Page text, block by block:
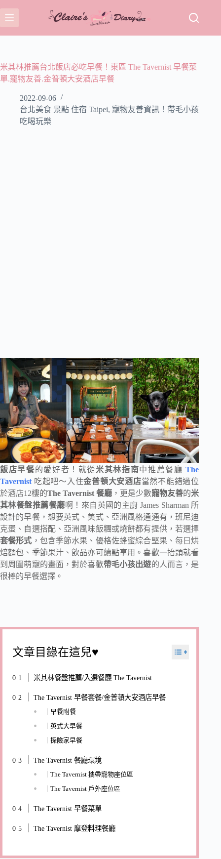
至
主
容
米其林推薦台北飯店必吃早餐！東區 The Tavernist 早餐菜
單.寵物友善.金普頓大安酒店早餐
2022-09-06
台北美食 景點 住宿 Taipei, 寵物友善資訊！帶毛小孩
吃喝玩樂
飯店早餐的愛好者！就從米其林指南中推薦餐廳 The
Tavernist 吃起吧～入住金普頓大安酒店當然不能錯過位
於酒店12樓的The Tavernist 餐廳 ，更是少數寵物友善的米
其林餐盤推薦餐廳啊！來自英國的主廚 James Sharman 所
設計的早餐，想要英式、美式、亞洲風格通通有，班尼迪
克蛋、自選搭配、亞洲風味飯糰或燒餅都有提供，若選擇
套餐形式 ，包含季節水果、優格佐蜂蜜綜合堅果、每日烘
焙麵包、季節果汁、飲品亦可續點享用。喜歡一抬頭就看
到周圍萌寵的畫面，對於喜歡帶毛小孩出遊的人而言，是
很棒的早餐選擇。
文章目錄在這兒♥
米其林餐盤推薦/入選餐廳 The Tavernist
The Tavernist 早餐套餐/金普頓大安酒店早餐
｜早餐附餐
｜英式大早餐
｜探險家早餐
The Tavernist 餐廳環境
｜The Tavernist 攜帶寵物座位區
｜The Tavernist 戶外座位區
The Tavernist 早餐菜單
The Tavernist 摩登料理餐廳